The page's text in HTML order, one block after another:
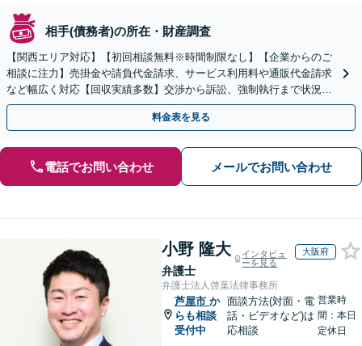
相手(債務者)の所在・財産調査
【関西エリア対応】【初回相談無料※時間制限なし】【企業からのご
相談に注力】売掛金や請負代金請求、サービス利用料や通販代金請求
など幅広く対応【回収実績多数】交渉から訴訟、強制執行まで状況に
応じて的確に対応します
料金表を見る
電話でお問い合わせ メールでお問い合わせ
小野 隆大
弁護士
インタビュ
ーを見る
大阪府
弁護士法人啓葉法律事務所
芦屋市 か
らも相談
受付中
面談方法(対面・電
話・ビデオなど)は
応相談
営業時
間：本日
定休日